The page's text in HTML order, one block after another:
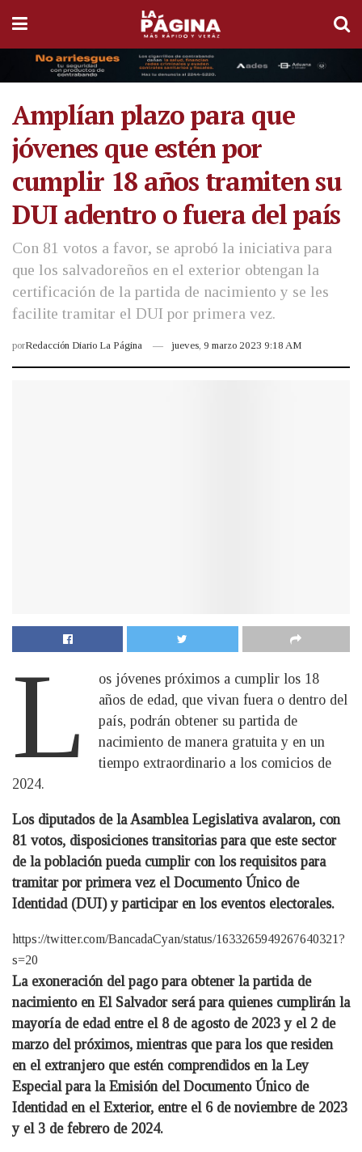
Amplían plazo para que
jóvenes que estén por
cumplir 18 años tramiten su
DUI adentro o fuera del país
Con 81 votos a favor, se aprobó la iniciativa para
que los salvadoreños en el exterior obtengan la
certificación de la partida de nacimiento y se les
facilite tramitar el DUI por primera vez.
porRedacción Diario La Página jueves, 9 marzo 2023 9:18 AM
L
os jóvenes próximos a cumplir los 18
años de edad, que vivan fuera o dentro del
país, podrán obtener su partida de
nacimiento de manera gratuita y en un
tiempo extraordinario a los comicios de
2024.
Los diputados de la Asamblea Legislativa avalaron, con
81 votos, disposiciones transitorias para que este sector
de la población pueda cumplir con los requisitos para
tramitar por primera vez el Documento Único de
Identidad (DUI) y participar en los eventos electorales.
https://twitter.com/BancadaCyan/status/1633265949267640321?
s=20
La exoneración del pago para obtener la partida de
nacimiento en El Salvador será para quienes cumplirán la
mayoría de edad entre el 8 de agosto de 2023 y el 2 de
marzo del próximos, mientras que para los que residen
en el extranjero que estén comprendidos en la Ley
Especial para la Emisión del Documento Único de
Identidad en el Exterior, entre el 6 de noviembre de 2023
y el 3 de febrero de 2024.